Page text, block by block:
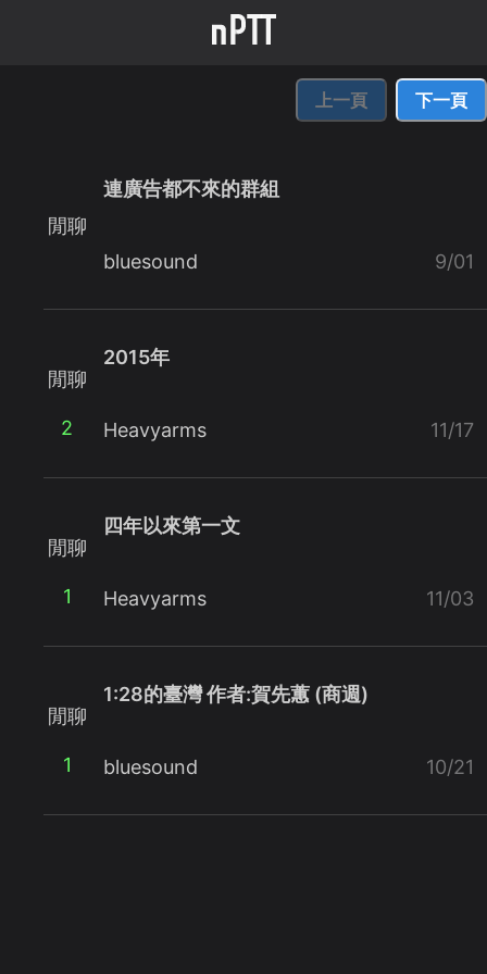
上一頁 下一頁
閒聊
連廣告都不來的群組
bluesound 9/01
閒聊
2
2015年
Heavyarms 11/17
閒聊
1
四年以來第一文
Heavyarms 11/03
閒聊
1
1:28的臺灣 作者:賀先蕙 (商週)
bluesound 10/21